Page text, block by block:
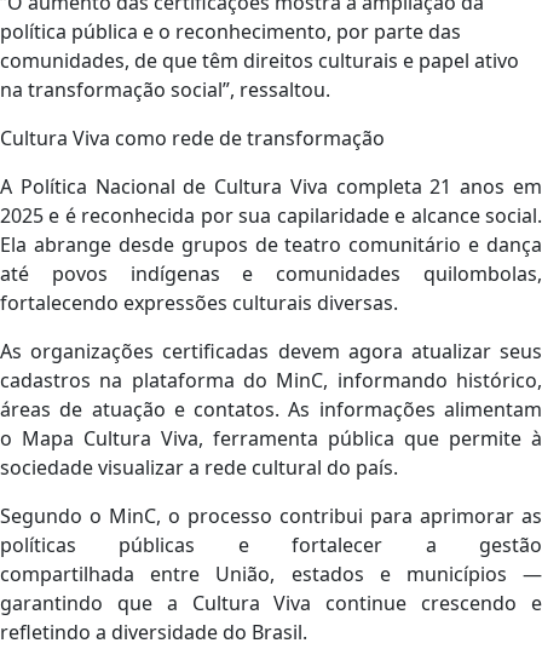
política pública e o reconhecimento, por parte das
comunidades, de que têm direitos culturais e papel ativo
na transformação social”, ressaltou.
Cultura Viva como rede de transformação
A Política Nacional de Cultura Viva completa 21 anos em
2025 e é reconhecida por sua capilaridade e alcance social.
Ela abrange desde grupos de teatro comunitário e dança
até povos indígenas e comunidades quilombolas,
fortalecendo expressões culturais diversas.
As organizações certificadas devem agora atualizar seus
cadastros na plataforma do MinC, informando histórico,
áreas de atuação e contatos. As informações alimentam
o Mapa Cultura Viva, ferramenta pública que permite à
sociedade visualizar a rede cultural do país.
Segundo o MinC, o processo contribui para aprimorar as
políticas públicas e fortalecer a gestão
compartilhada entre União, estados e municípios —
garantindo que a Cultura Viva continue crescendo e
refletindo a diversidade do Brasil.